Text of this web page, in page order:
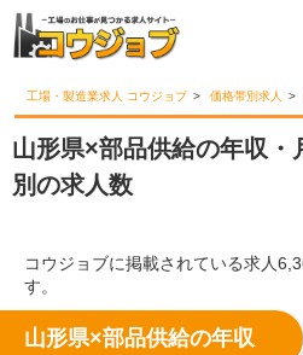
工場・製造業求人 コウジョブ 価格帯別求人
山形県×部品供給の年収・
別の求人数
コウジョブに掲載されている求人
す。
山形県×部品供給の年収